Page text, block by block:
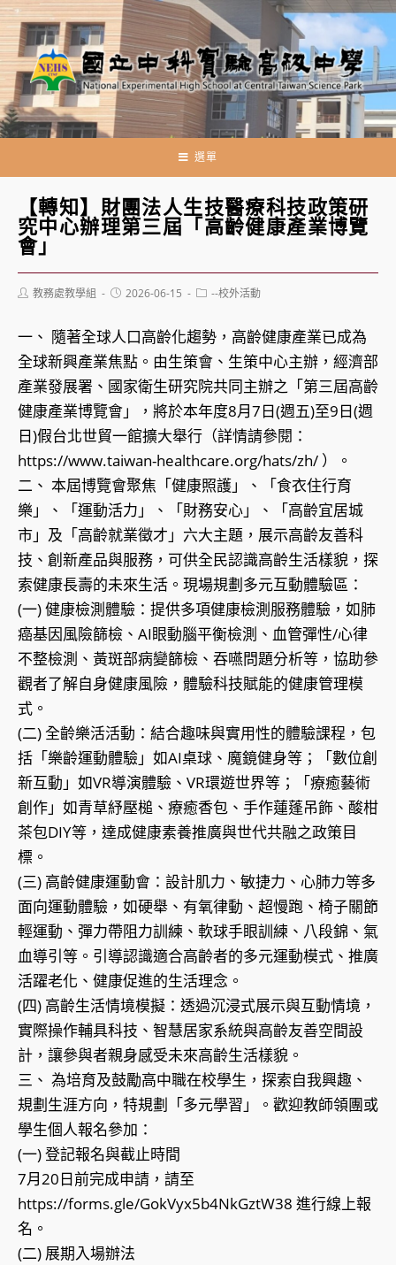
跳
轉
至
主
要
內
選單
【轉知】財團法人生技醫療科技政策研
究中心辦理第三屆「高齡健康產業博覽
會」
Post教務處教學組
Post2026-06-15
Post--校外活動
一、 隨著全球人口高齡化趨勢，高齡健康產業已成為
全球新興產業焦點。由生策會、生策中心主辦，經濟部
產業發展署、國家衛生研究院共同主辦之「第三屆高齡
健康產業博覽會」，將於本年度8月7日(週五)至9日(週
日)假台北世貿一館擴大舉行（詳情請參閱：
https://www.taiwan-healthcare.org/hats/zh/ ）。
二、 本屆博覽會聚焦「健康照護」、「食衣住行育
樂」、「運動活力」、「財務安心」、「高齡宜居城
市」及「高齡就業徵才」六大主題，展示高齡友善科
技、創新產品與服務，可供全民認識高齡生活樣貌，探
索健康長壽的未來生活。現場規劃多元互動體驗區：
(一) 健康檢測體驗：提供多項健康檢測服務體驗，如肺
癌基因風險篩檢、AI眼動腦平衡檢測、血管彈性/心律
不整檢測、黃斑部病變篩檢、吞嚥問題分析等，協助參
觀者了解自身健康風險，體驗科技賦能的健康管理模
式。
(二) 全齡樂活活動：結合趣味與實用性的體驗課程，包
括「樂齡運動體驗」如AI桌球、魔鏡健身等；「數位創
新互動」如VR導演體驗、VR環遊世界等；「療癒藝術
創作」如青草紓壓槌、療癒香包、手作蓮蓬吊飾、酸柑
茶包DIY等，達成健康素養推廣與世代共融之政策目
標。
(三) 高齡健康運動會：設計肌力、敏捷力、心肺力等多
面向運動體驗，如硬舉、有氧律動、超慢跑、椅子關節
輕運動、彈力帶阻力訓練、軟球手眼訓練、八段錦、氣
血導引等。引導認識適合高齡者的多元運動模式、推廣
活躍老化、健康促進的生活理念。
(四) 高齡生活情境模擬：透過沉浸式展示與互動情境，
實際操作輔具科技、智慧居家系統與高齡友善空間設
計，讓參與者親身感受未來高齡生活樣貌。
三、 為培育及鼓勵高中職在校學生，探索自我興趣、
規劃生涯方向，特規劃「多元學習」。歡迎教師領團或
學生個人報名參加：
(一) 登記報名與截止時間
7月20日前完成申請，請至
https://forms.gle/GokVyx5b4NkGztW38 進行線上報
名。
(二) 展期入場辦法